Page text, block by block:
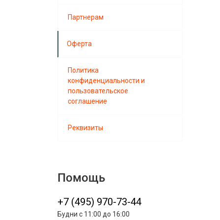
Партнерам
Оферта
Политика
конфиденциальности и
пользовательское
соглашение
Реквизиты
Помощь
+7 (495) 970-73-44
Будни с 11:00 до 16:00